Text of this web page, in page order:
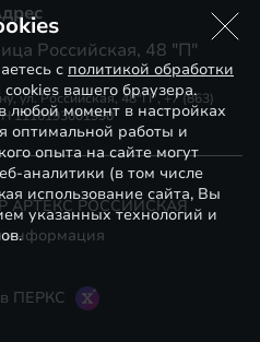
Российская, 48 "П"
ул. Российская, 48"П", +7 (863)
1116193001990
АРТЕКС РОССИЙСКАЯ
информация
ПЕРКС
с политикой обработки
вашего браузера.
любой момент в настройках
оптимальной работы и
опыта на сайте могут
аналитики (в том числе
использование сайта, Вы
указанных технологий и